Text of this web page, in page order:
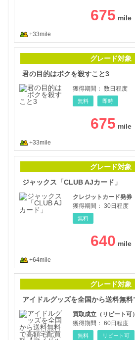
675
+33mile
グレード対象
君の目的はボクを殺すこと3
獲得期間： 数日程度
無料 即時
675
+33mile
グレード対象
ジャックス「CLUB AJカード」
クレジットカード発券
獲得期間： 30日程度
無料
640
+64mile
グレード対象
買取成立（リピート可）
獲得期間： 60日程度
無料 リピート可